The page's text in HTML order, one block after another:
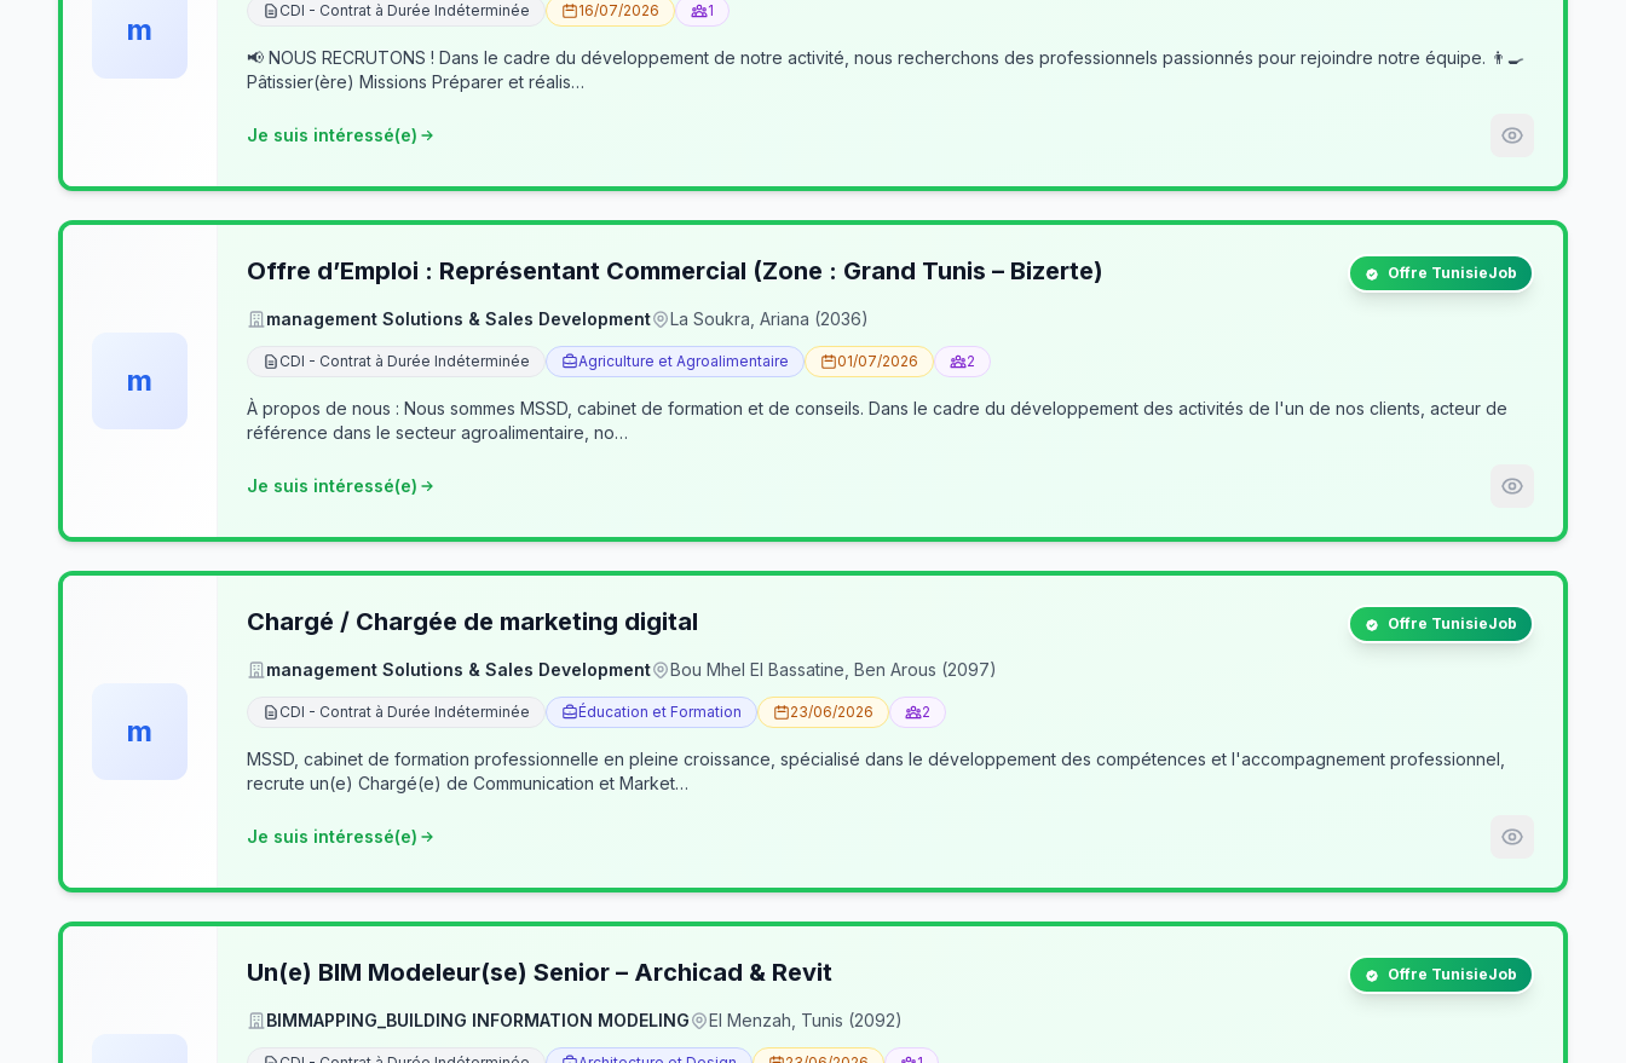
m
CDI - Contrat à Durée Indéterminée 16/07/2026 1
📢 NOUS RECRUTONS ! Dans le cadre du développement de notre activité, nous recherchons des professionnels passionnés pour rejoindre notre équipe. 👨‍🍳
Pâtissier(ère) Missions Préparer et réalis…
Je suis intéressé(e)
m
Offre d’Emploi : Représentant Commercial (Zone : Grand Tunis – Bizerte) Offre TunisieJob
management Solutions & Sales Development La Soukra, Ariana (2036)
CDI - Contrat à Durée Indéterminée Agriculture et Agroalimentaire 01/07/2026 2
À propos de nous : Nous sommes MSSD, cabinet de formation et de conseils. Dans le cadre du développement des activités de l'un de nos clients, acteur de
référence dans le secteur agroalimentaire, no…
Je suis intéressé(e)
m
Chargé / Chargée de marketing digital Offre TunisieJob
management Solutions & Sales Development Bou Mhel El Bassatine, Ben Arous (2097)
CDI - Contrat à Durée Indéterminée Éducation et Formation 23/06/2026 2
MSSD, cabinet de formation professionnelle en pleine croissance, spécialisé dans le développement des compétences et l'accompagnement professionnel,
recrute un(e) Chargé(e) de Communication et Market…
Je suis intéressé(e)
Un(e) BIM Modeleur(se) Senior – Archicad & Revit Offre TunisieJob
BIMMAPPING_BUILDING INFORMATION MODELING El Menzah, Tunis (2092)